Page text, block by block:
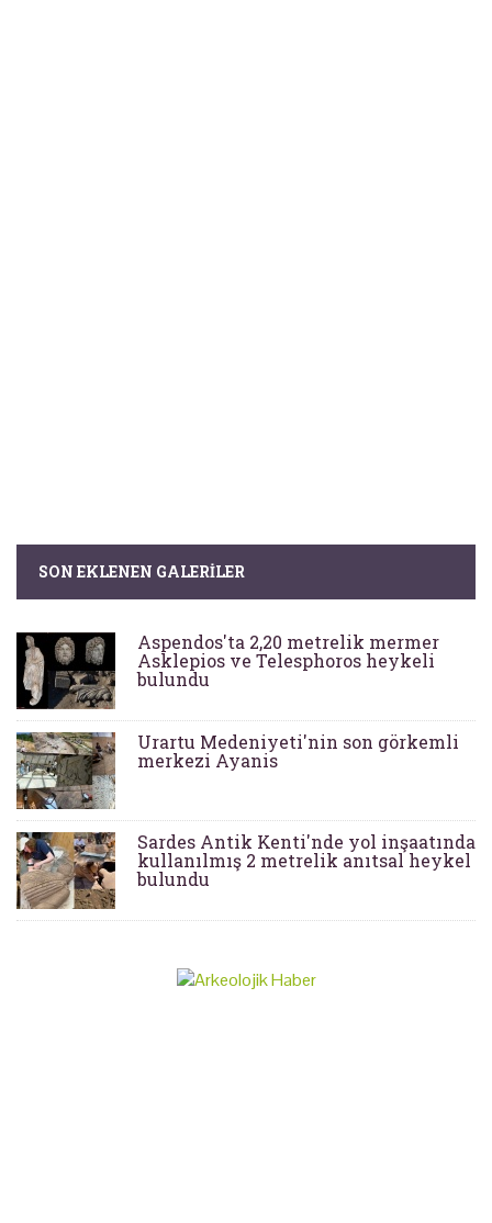
SON EKLENEN GALERILER
Aspendos'ta 2,20 metrelik mermer
Asklepios ve Telesphoros heykeli
bulundu
Urartu Medeniyeti'nin son görkemli
merkezi Ayanis
Sardes Antik Kenti'nde yol inşaatında
kullanılmış 2 metrelik anıtsal heykel
bulundu